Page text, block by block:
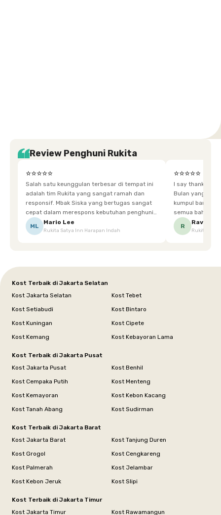
Review Penghuni Rukita
⭐⭐⭐⭐⭐
Salah satu keunggulan terbesar di tempat ini
adalah tim Rukita yang sangat ramah dan
responsif. Mbak Siska yang bertugas sangat
cepat dalam merespons kebutuhan penghuni.
Ketika saya meminta keset karena sempat
terpeleset, permintaan tersebut langsung
ML
Mario Lee
Rukita Satya Inn Harapan Indah
⭐⭐⭐⭐⭐
I say thankyou
Bulan yang super happy! banyak
kumpul bareng
semua bahagia
mgkn saran dari air aja & kebersihan lebih di
R
Ravena
Rukita
Kost Terbaik di Jakarta Selatan
Kost Jakarta Selatan
Kost Tebet
Kost Setiabudi
Kost Bintaro
Kost Kuningan
Kost Cipete
Kost Kemang
Kost Kebayoran Lama
Kost Terbaik di Jakarta Pusat
Kost Jakarta Pusat
Kost Benhil
Kost Cempaka Putih
Kost Menteng
Kost Kemayoran
Kost Kebon Kacang
Kost Tanah Abang
Kost Sudirman
Kost Terbaik di Jakarta Barat
Kost Jakarta Barat
Kost Tanjung Duren
Kost Grogol
Kost Cengkareng
Kost Palmerah
Kost Jelambar
Kost Kebon Jeruk
Kost Slipi
Kost Terbaik di Jakarta Timur
Kost Jakarta Timur
Kost Rawamangun